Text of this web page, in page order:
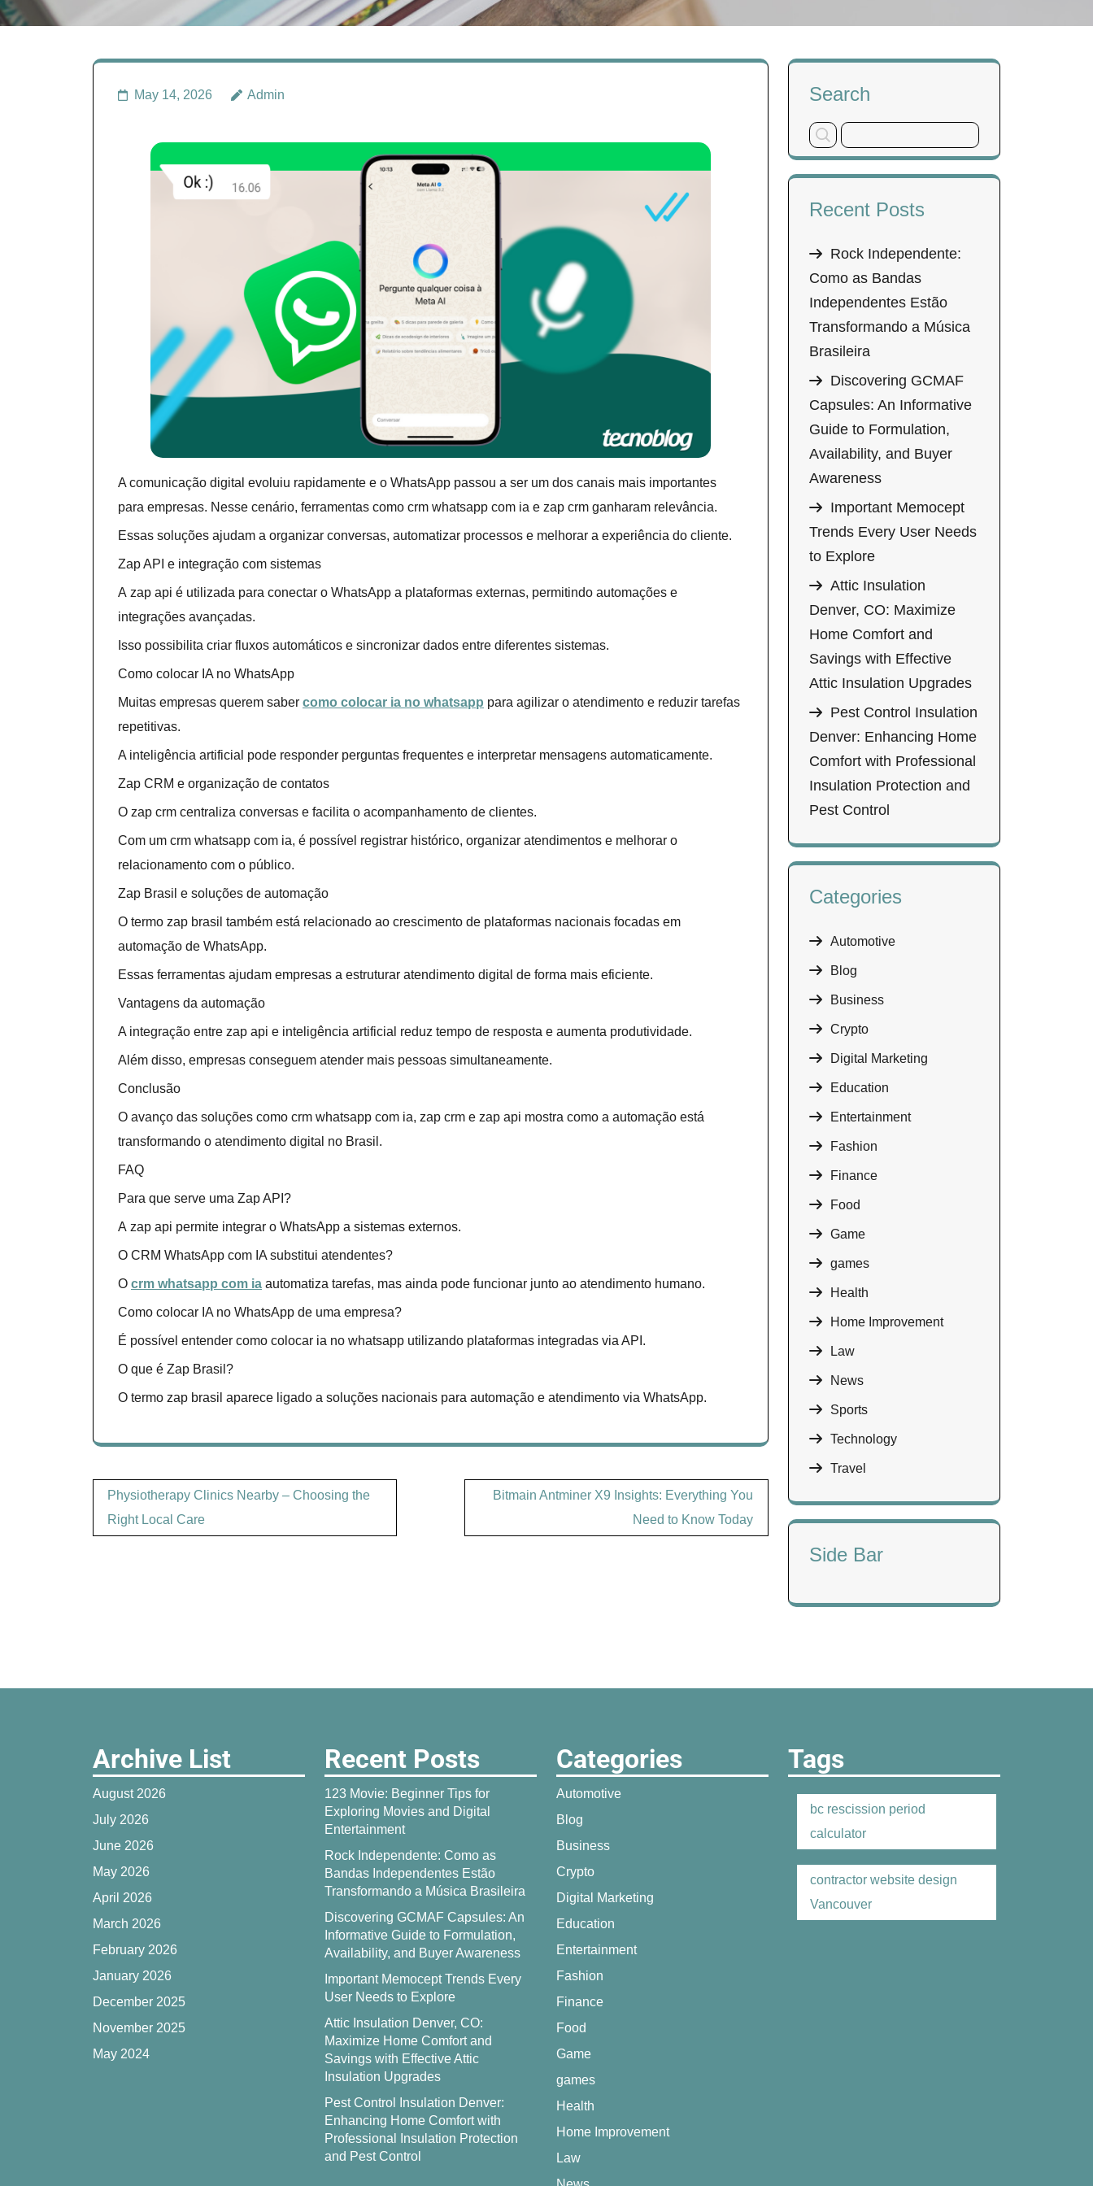
May 14, 2026 Admin
A comunicação digital evoluiu rapidamente e o WhatsApp passou a ser um dos canais mais importantes
para empresas. Nesse cenário, ferramentas como crm whatsapp com ia e zap crm ganharam relevância.
Essas soluções ajudam a organizar conversas, automatizar processos e melhorar a experiência do cliente.
Zap API e integração com sistemas
A zap api é utilizada para conectar o WhatsApp a plataformas externas, permitindo automações e
integrações avançadas.
Isso possibilita criar fluxos automáticos e sincronizar dados entre diferentes sistemas.
Como colocar IA no WhatsApp
Muitas empresas querem saber como colocar ia no whatsapp para agilizar o atendimento e reduzir tarefas
repetitivas.
A inteligência artificial pode responder perguntas frequentes e interpretar mensagens automaticamente.
Zap CRM e organização de contatos
O zap crm centraliza conversas e facilita o acompanhamento de clientes.
Com um crm whatsapp com ia, é possível registrar histórico, organizar atendimentos e melhorar o
relacionamento com o público.
Zap Brasil e soluções de automação
O termo zap brasil também está relacionado ao crescimento de plataformas nacionais focadas em
automação de WhatsApp.
Essas ferramentas ajudam empresas a estruturar atendimento digital de forma mais eficiente.
Vantagens da automação
A integração entre zap api e inteligência artificial reduz tempo de resposta e aumenta produtividade.
Além disso, empresas conseguem atender mais pessoas simultaneamente.
Conclusão
O avanço das soluções como crm whatsapp com ia, zap crm e zap api mostra como a automação está
transformando o atendimento digital no Brasil.
FAQ
Para que serve uma Zap API?
A zap api permite integrar o WhatsApp a sistemas externos.
O CRM WhatsApp com IA substitui atendentes?
O crm whatsapp com ia automatiza tarefas, mas ainda pode funcionar junto ao atendimento humano.
Como colocar IA no WhatsApp de uma empresa?
É possível entender como colocar ia no whatsapp utilizando plataformas integradas via API.
O que é Zap Brasil?
O termo zap brasil aparece ligado a soluções nacionais para automação e atendimento via WhatsApp.
Post
navigation
Physiotherapy Clinics Nearby – Choosing the
Right Local Care
Bitmain Antminer X9 Insights: Everything You
Need to Know Today
Search
Recent Posts
Rock Independente:
Como as Bandas
Independentes Estão
Transformando a Música
Brasileira
Discovering GCMAF
Capsules: An Informative
Guide to Formulation,
Availability, and Buyer
Awareness
Important Memocept
Trends Every User Needs
to Explore
Attic Insulation
Denver, CO: Maximize
Home Comfort and
Savings with Effective
Attic Insulation Upgrades
Pest Control Insulation
Denver: Enhancing Home
Comfort with Professional
Insulation Protection and
Pest Control
Categories
Automotive
Blog
Business
Crypto
Digital Marketing
Education
Entertainment
Fashion
Finance
Food
Game
games
Health
Home Improvement
Law
News
Sports
Technology
Travel
Side Bar
Archive List
August 2026
July 2026
June 2026
May 2026
April 2026
March 2026
February 2026
January 2026
December 2025
November 2025
May 2024
Recent Posts
123 Movie: Beginner Tips for
Exploring Movies and Digital
Entertainment
Rock Independente: Como as
Bandas Independentes Estão
Transformando a Música Brasileira
Discovering GCMAF Capsules: An
Informative Guide to Formulation,
Availability, and Buyer Awareness
Important Memocept Trends Every
User Needs to Explore
Attic Insulation Denver, CO:
Maximize Home Comfort and
Savings with Effective Attic
Insulation Upgrades
Pest Control Insulation Denver:
Enhancing Home Comfort with
Professional Insulation Protection
and Pest Control
Categories
Automotive
Blog
Business
Crypto
Digital Marketing
Education
Entertainment
Fashion
Finance
Food
Game
games
Health
Home Improvement
Law
Tags
bc rescission period
calculator
contractor website design
Vancouver